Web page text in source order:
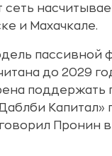
и Махачкале.
пассивной
до 2029
поддержать
Капитал»
Пронин